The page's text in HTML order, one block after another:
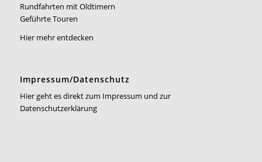
Rundfahrten mit Oldtimern
Geführte Touren
Hier mehr entdecken
Impressum/Datenschutz
Hier geht es direkt zum Impressum und zur
Datenschutzerklärung